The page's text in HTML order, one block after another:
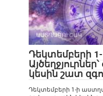
ԱՍՏՂԱԳՈՒՇԱԿ
Դեկտեմբերի
կեսին շատ
Դեկտեմբերի 1-ի